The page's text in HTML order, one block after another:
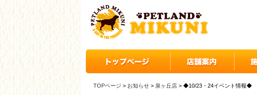
TOPページ > お知らせ > 泉ヶ丘店 > ◆10/23・24イベント情報◆